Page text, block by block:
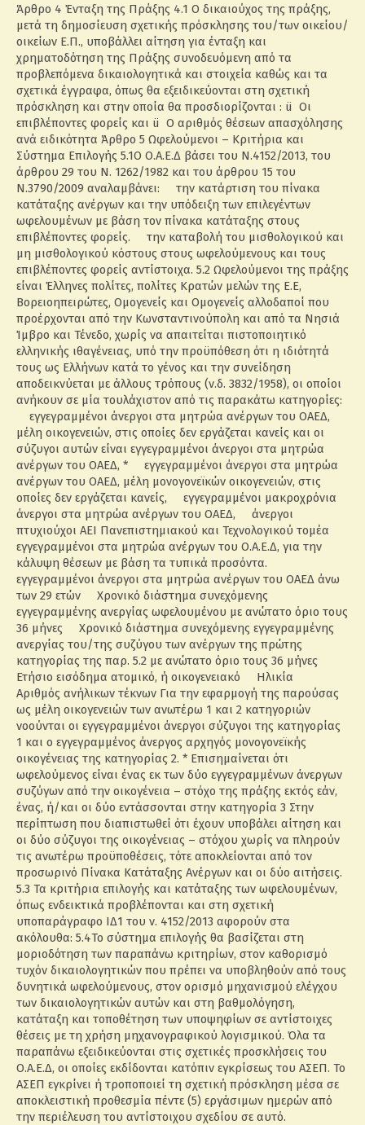
Άρθρο 4 Ένταξη της Πράξης 4.1 Ο δικαιούχος της πράξης,
μετά τη δημοσίευση σχετικής πρόσκλησης του/των οικείου/
οικείων Ε.Π., υποβάλλει αίτηση για ένταξη και
χρηματοδότηση της Πράξης συνοδευόμενη από τα
προβλεπόμενα δικαιολογητικά και στοιχεία καθώς και τα
σχετικά έγγραφα, όπως θα εξειδικεύονται στη σχετική
πρόσκληση και στην οποία θα προσδιορίζονται : ü Οι
επιβλέποντες φορείς και ü Ο αριθμός θέσεων απασχόλησης
ανά ειδικότητα Άρθρο 5 Ωφελούμενοι – Κριτήρια και
Σύστημα Επιλογής 5.1O Ο.Α.Ε.Δ βάσει του Ν.4152/2013, του
άρθρου 29 του Ν. 1262/1982 και του άρθρου 15 του
Ν.3790/2009 αναλαμβάνει: την κατάρτιση του πίνακα
κατάταξης ανέργων και την υπόδειξη των επιλεγέντων
ωφελουμένων με βάση τον πίνακα κατάταξης στους
επιβλέποντες φορείς. την καταβολή του μισθολογικού και
μη μισθολογικού κόστους στους ωφελούμενους και τους
επιβλέποντες φορείς αντίστοιχα. 5.2 Ωφελούμενοι της πράξης
είναι Έλληνες πολίτες, πολίτες Κρατών μελών της Ε.Ε,
Βορειοηπειρώτες, Ομογενείς και Ομογενείς αλλοδαποί που
προέρχονται από την Κωνσταντινούπολη και από τα Νησιά
Ίμβρο και Τένεδο, χωρίς να απαιτείται πιστοποιητικό
ελληνικής ιθαγένειας, υπό την προϋπόθεση ότι η ιδιότητά
τους ως Ελλήνων κατά το γένος και την συνείδηση
αποδεικνύεται με άλλους τρόπους (ν.δ. 3832/1958), οι οποίοι
ανήκουν σε μία τουλάχιστον από τις παρακάτω κατηγορίες:
εγγεγραμμένοι άνεργοι στα μητρώα ανέργων του ΟΑΕΔ,
μέλη οικογενειών, στις οποίες δεν εργάζεται κανείς και οι
σύζυγοι αυτών είναι εγγεγραμμένοι άνεργοι στα μητρώα
ανέργων του ΟΑΕΔ, * εγγεγραμμένοι άνεργοι στα μητρώα
ανέργων του ΟΑΕΔ, μέλη μονογονεϊκών οικογενειών, στις
οποίες δεν εργάζεται κανείς, εγγεγραμμένοι μακροχρόνια
άνεργοι στα μητρώα ανέργων του ΟΑΕΔ, άνεργοι
πτυχιούχοι ΑΕΙ Πανεπιστημιακού και Τεχνολογικού τομέα
εγγεγραμμένοι στα μητρώα ανέργων του Ο.Α.Ε.Δ, για την
κάλυψη θέσεων με βάση τα τυπικά προσόντα.
εγγεγραμμένοι άνεργοι στα μητρώα ανέργων του ΟΑΕΔ άνω
των 29 ετών Χρονικό διάστημα συνεχόμενης
εγγεγραμμένης ανεργίας ωφελουμένου με ανώτατο όριο τους
36 μήνες Χρονικό διάστημα συνεχόμενης εγγεγραμμένης
ανεργίας του/της συζύγου των ανέργων της πρώτης
κατηγορίας της παρ. 5.2 με ανώτατο όριο τους 36 μήνες
Ετήσιο εισόδημα ατομικό, ή οικογενειακό Ηλικία
Αριθμός ανήλικων τέκνων Για την εφαρμογή της παρούσας
ως μέλη οικογενειών των ανωτέρω 1 και 2 κατηγοριών
νοούνται οι εγγεγραμμένοι άνεργοι σύζυγοι της κατηγορίας
1 και ο εγγεγραμμένος άνεργος αρχηγός μονογονεϊκής
οικογένειας της κατηγορίας 2. * Επισημαίνεται ότι
ωφελούμενος είναι ένας εκ των δύο εγγεγραμμένων άνεργων
συζύγων από την οικογένεια – στόχο της πράξης εκτός εάν,
ένας, ή/και οι δύο εντάσσονται στην κατηγορία 3 Στην
περίπτωση που διαπιστωθεί ότι έχουν υποβάλει αίτηση και
οι δύο σύζυγοι της οικογένειας – στόχου χωρίς να πληρούν
τις ανωτέρω προϋποθέσεις, τότε αποκλείονται από τον
προσωρινό Πίνακα Κατάταξης Ανέργων και οι δύο αιτήσεις.
5.3 Τα κριτήρια επιλογής και κατάταξης των ωφελουμένων,
όπως ενδεικτικά προβλέπονται και στη σχετική
υποπαράγραφο ΙΔ1 του ν. 4152/2013 αφορούν στα
ακόλουθα: 5.4Το σύστημα επιλογής θα βασίζεται στη
μοριοδότηση των παραπάνω κριτηρίων, στον καθορισμό
τυχόν δικαιολογητικών που πρέπει να υποβληθούν από τους
δυνητικά ωφελούμενους, στον ορισμό μηχανισμού ελέγχου
των δικαιολογητικών αυτών και στη βαθμολόγηση,
κατάταξη και τοποθέτηση των υποψηφίων σε αντίστοιχες
θέσεις με τη χρήση μηχανογραφικού λογισμικού. Όλα τα
παραπάνω εξειδικεύονται στις σχετικές προσκλήσεις του
Ο.Α.Ε.Δ, οι οποίες εκδίδονται κατόπιν εγκρίσεως του ΑΣΕΠ. Το
ΑΣΕΠ εγκρίνει ή τροποποιεί τη σχετική πρόσκληση μέσα σε
αποκλειστική προθεσμία πέντε (5) εργάσιμων ημερών από
την περιέλευση του αντίστοιχου σχεδίου σε αυτό.